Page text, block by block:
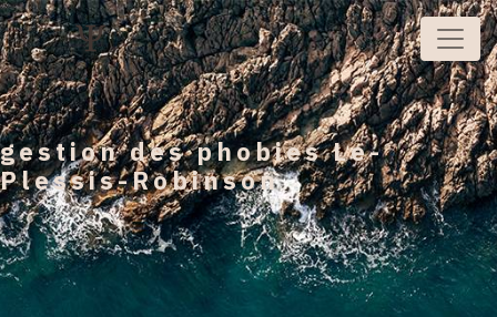
Panneau de gestion des cookies
gestion des phobies Le-
Plessis-Robinson